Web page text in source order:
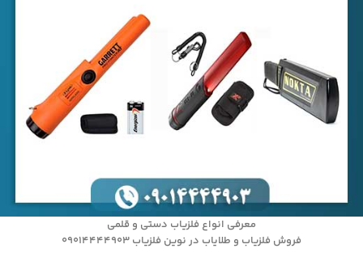
معرفی انواع فلزیاب دستی و قلمی
فروش فلزیاب و طلایاب در نوین فلزیاب 09014444903